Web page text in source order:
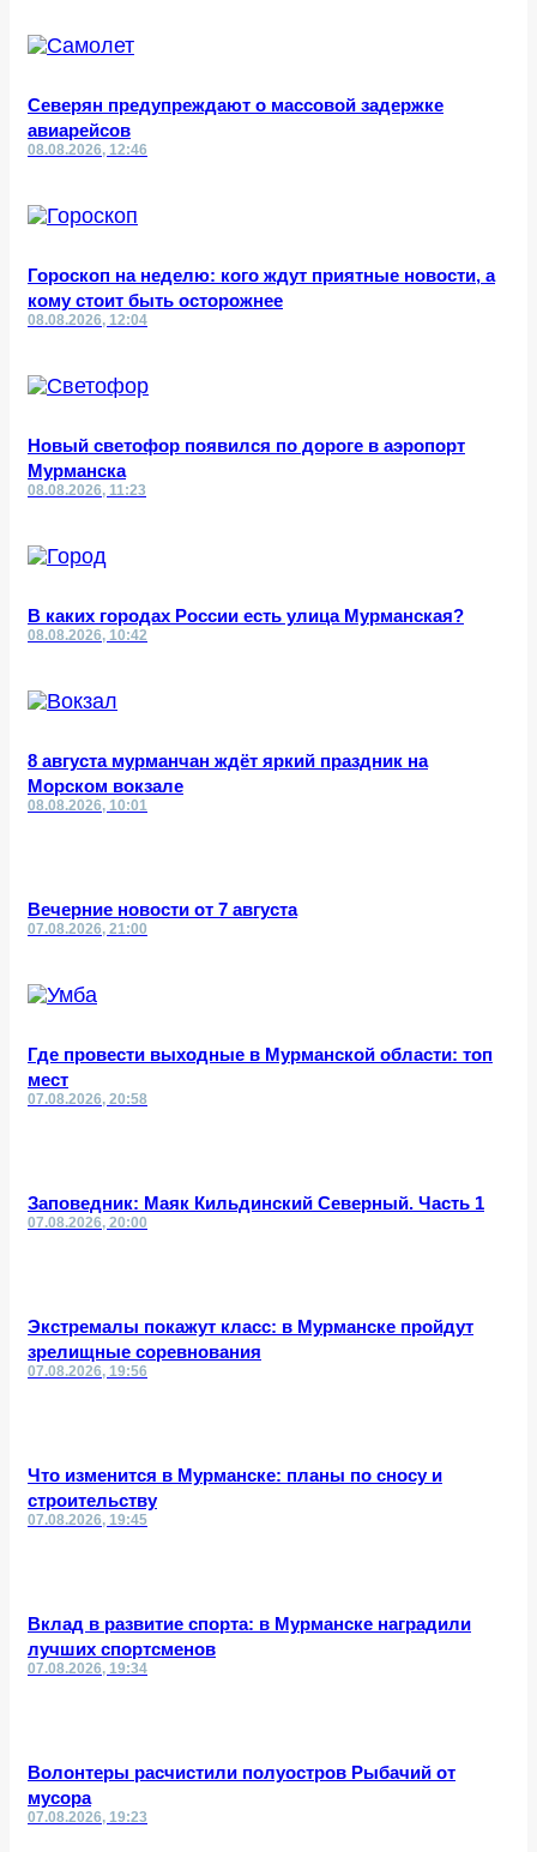
Северян предупреждают о массовой задержке
авиарейсов
08.08.2026, 12:46
Гороскоп на неделю: кого ждут приятные новости, а
кому стоит быть осторожнее
08.08.2026, 12:04
Новый светофор появился по дороге в аэропорт
Мурманска
08.08.2026, 11:23
В каких городах России есть улица Мурманская?
08.08.2026, 10:42
8 августа мурманчан ждёт яркий праздник на
Морском вокзале
08.08.2026, 10:01
Вечерние новости от 7 августа
07.08.2026, 21:00
Где провести выходные в Мурманской области: топ
мест
07.08.2026, 20:58
Заповедник: Маяк Кильдинский Северный. Часть 1
07.08.2026, 20:00
Экстремалы покажут класс: в Мурманске пройдут
зрелищные соревнования
07.08.2026, 19:56
Что изменится в Мурманске: планы по сносу и
строительству
07.08.2026, 19:45
Вклад в развитие спорта: в Мурманске наградили
лучших спортсменов
07.08.2026, 19:34
Волонтеры расчистили полуостров Рыбачий от
мусора
07.08.2026, 19:23